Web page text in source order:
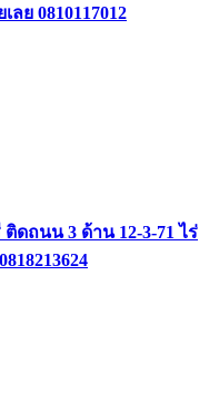
ย 0810117012
ถนน 3 ด้าน 12-3-71 ไร่